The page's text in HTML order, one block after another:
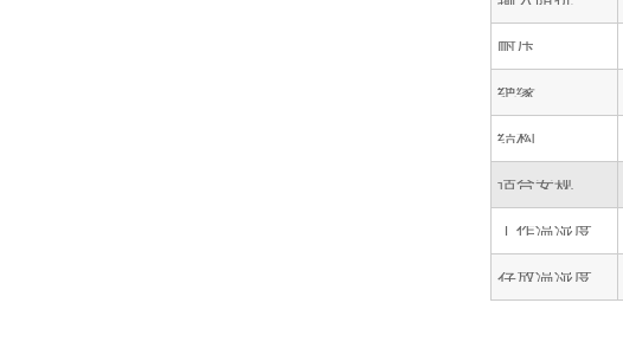
耐压
绝缘
结构
适合安规
工作温湿度
存放温湿度